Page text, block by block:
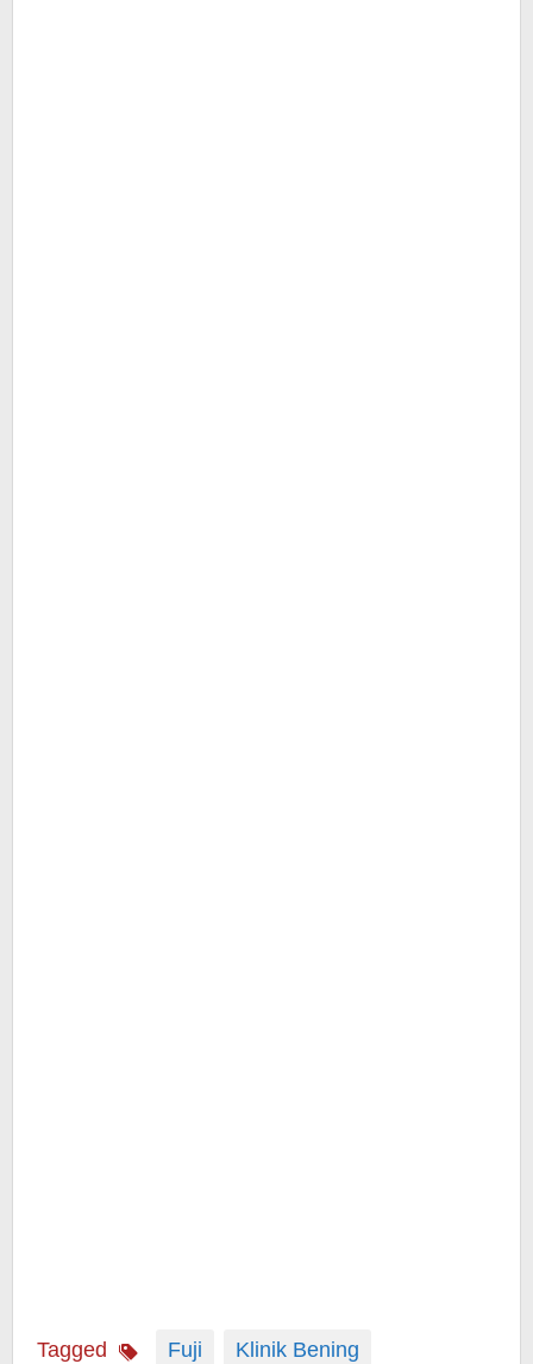
Tagged Fuji
Klinik Bening